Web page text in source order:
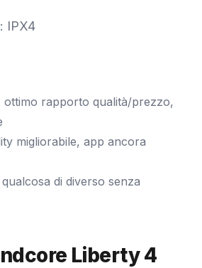
IPX4
ottimo rapporto qualità/prezzo,
migliorabile, app ancora
di diverso senza
Liberty 4